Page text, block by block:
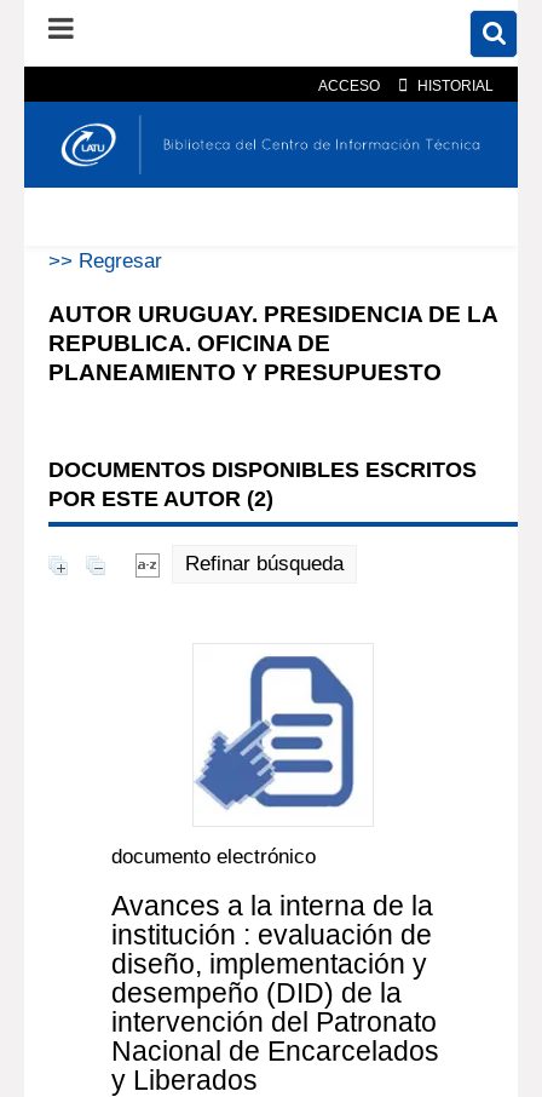
ACCESO HISTORIAL
En el catálogo En el sitio
>> Regresar
AUTOR URUGUAY. PRESIDENCIA DE LA
REPUBLICA. OFICINA DE
PLANEAMIENTO Y PRESUPUESTO
DOCUMENTOS DISPONIBLES ESCRITOS
POR ESTE AUTOR (2)
Refinar búsqueda
documento electrónico
Avances a la interna de la
institución : evaluación de
diseño, implementación y
desempeño (DID) de la
intervención del Patronato
Nacional de Encarcelados
y Liberados